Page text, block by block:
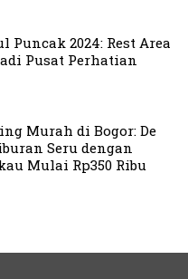
Puncak 2024: Rest Area
Pusat Perhatian
Murah di Bogor: De
Seru dengan
Mulai Rp350 Ribu